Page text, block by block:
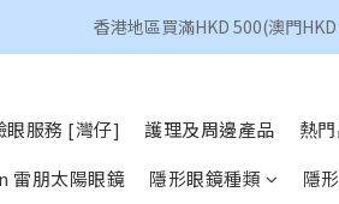
香港地區買滿HKD 500(澳門
香港地區買滿HKD 500(澳門
香港地區買滿HKD 500(澳門
眼服務 [灣仔] 護理及周邊產品 熱
雷朋太陽眼鏡
隱形眼鏡種類 隱